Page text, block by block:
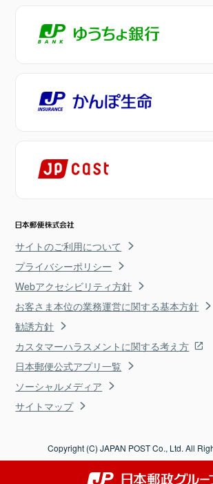
サイトのご利用について
プライバシーポリシー
Webアクセシビリティ方針
お客さま本位の業務運営に関する基本方針
勧誘方針
カスタマーハラスメントに関する考え方
日本郵便公式アプリ一覧
ソーシャルメディア
サイトマップ
Copyright (C) JAPAN POST Co., Ltd. All